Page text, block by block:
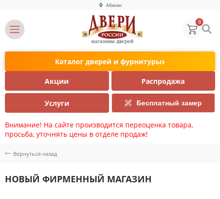
Абакан
0
Каталог дверей и фурнитуры
Акции Распродажа
Услуги Бесплатный замер
Внимание! На сайте производится переоценка товара,
просьба, уточнять цены в отделе продаж!
Вернуться назад
НОВЫЙ ФИРМЕННЫЙ МАГАЗИН